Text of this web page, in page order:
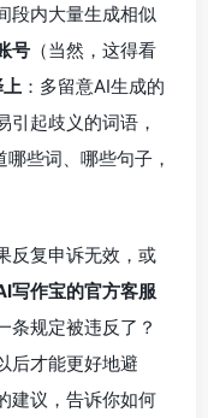
段内大量生成相似
号 （当然，这得看
：多留意AI生成的
引起歧义的词语，
哪些词、哪些句子，
反复申诉无效，或
写作宝的官方客服
条规定被违反了？
后才能更好地避
建议，告诉你如何